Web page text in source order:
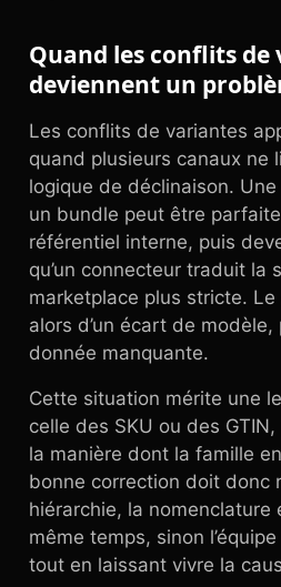
Quand les conflits de
deviennent un
Les conflits de variantes
quand plusieurs canaux ne
logique de déclinaison.
un bundle peut être
référentiel interne, puis
qu’un connecteur traduit la
marketplace plus stricte.
alors d’un écart de modèle,
donnée manquante.
Cette situation mérite une
celle des SKU ou des GTIN,
la manière dont la famille
bonne correction doit donc
hiérarchie, la nomenclature
même temps, sinon
tout en laissant vivre la